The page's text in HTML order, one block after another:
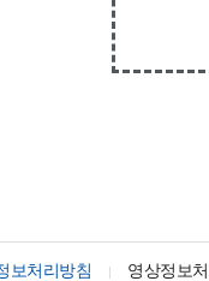
보처리방침 영상정보